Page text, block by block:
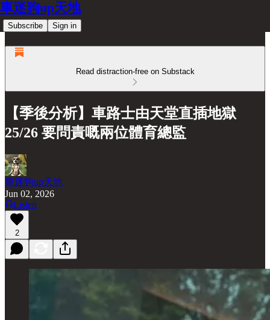
車迷狗up天地
Subscribe Sign in
Read distraction-free on Substack
【季後分析】車路士由天堂直插地獄
25/26 要問責嘅兩位體育總監
車迷狗up天地
Jun 02, 2026
Listen
2